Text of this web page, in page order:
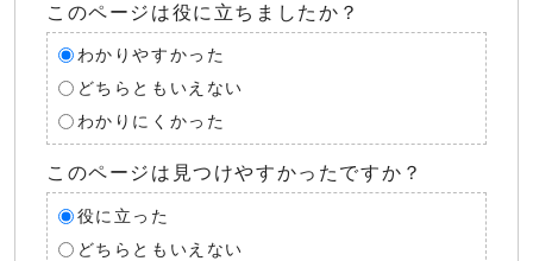
このページは役に立ちましたか？
わかりやすかった
どちらともいえない
わかりにくかった
このページは見つけやすかったですか？
役に立った
どちらともいえない